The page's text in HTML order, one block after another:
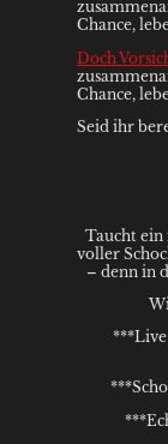
Chance,
Doch
Chance,
Seid ihr
Taucht
voller
– denn in
***Live